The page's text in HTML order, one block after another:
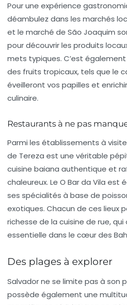
Pour une expérience
déambulez dans les marchés
et le marché de São Joaquim
pour découvrir les produits
mets typiques. C’est
des fruits tropicaux, tels que le
éveilleront vos papilles et
culinaire.
Restaurants à ne pas
Parmi les établissements à
de Tereza est une véritable
cuisine baiana authentique et
chaleureux. Le O Bar da Vila est
ses spécialités à base de
exotiques. Chacun de ces lieux
richesse de la cuisine de rue, qui
essentielle dans le cœur des
Des plages à explorer
Salvador ne se limite pas à son
possède également une